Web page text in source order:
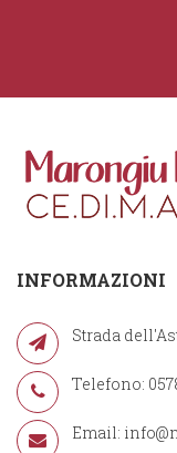
INFORMAZIONI
Strada
Telefono:
Email: